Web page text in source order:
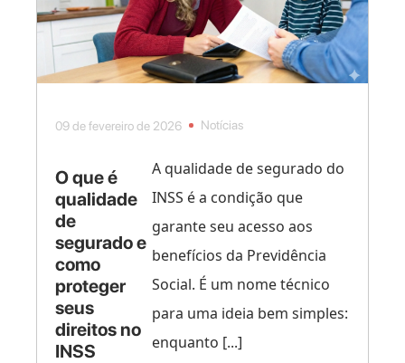
09 de fevereiro de 2026 Notícias
O que é
qualidade
de
segurado e
como
proteger
seus
direitos no
INSS
A qualidade de segurado do
INSS é a condição que
garante seu acesso aos
benefícios da Previdência
Social. É um nome técnico
para uma ideia bem simples:
enquanto [...]